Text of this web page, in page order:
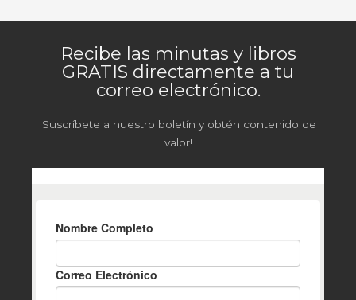
Recibe las minutas y libros
GRATIS directamente a tu
correo electrónico.
¡Suscríbete a nuestro boletín y obtén contenido de
valor!